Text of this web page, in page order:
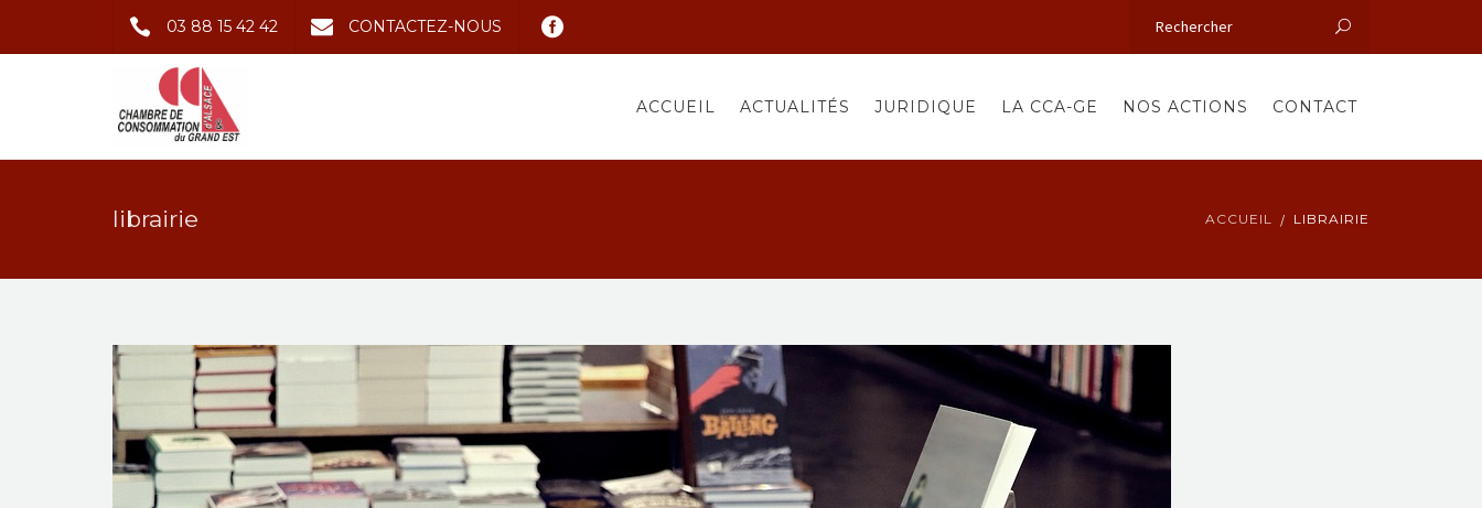
03 88 15 42 42 CONTACTEZ-NOUS
ACCUEIL ACTUALITÉS JURIDIQUE LA CCA-GE NOS ACTIONS CONTACT
librairie ACCUEIL LIBRAIRIE